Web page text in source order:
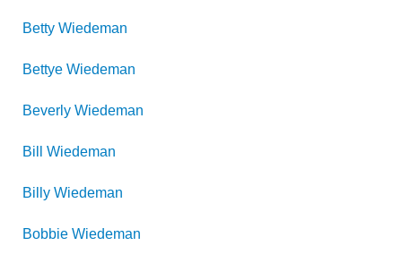
Betty Wiedeman
Bettye Wiedeman
Beverly Wiedeman
Bill Wiedeman
Billy Wiedeman
Bobbie Wiedeman